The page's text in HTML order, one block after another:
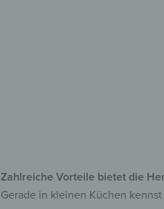
Zahlreiche Vorteile bietet die
Gerade in kleinen Küchen